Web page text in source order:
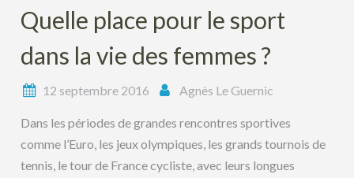
Quelle place pour le sport
dans la vie des femmes ?
12 septembre 2016 Agnès Le Guernic
Dans les périodes de grandes rencontres sportives
comme l’Euro, les jeux olympiques, les grands tournois de
tennis, le tour de France cycliste, avec leurs longues